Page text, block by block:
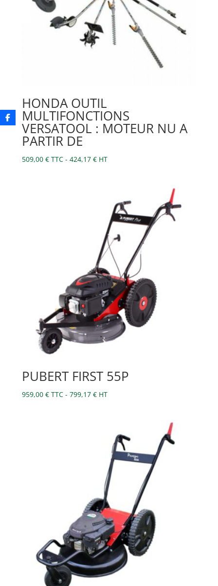
HONDA OUTIL
MULTIFONCTIONS
VERSATOOL : MOTEUR NU A
PARTIR DE
509,00 € TTC - 424,17 €HT
PUBERT FIRST 55P
959,00 € TTC - 799,17 €HT